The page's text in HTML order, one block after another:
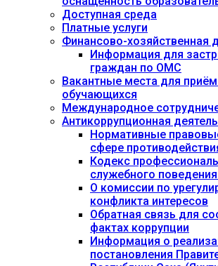
Доступная среда
Платные услуги
Финансово-хозяйственная
Информация для
граждан по ОМС
Вакантные места для
обучающихся
Международное
Антикоррупционная
Нормативные
сфере
Кодекс
служебного
О комиссии по
конфликта интересов
Обратная связь для
фактах коррупции
Информация о
постановления